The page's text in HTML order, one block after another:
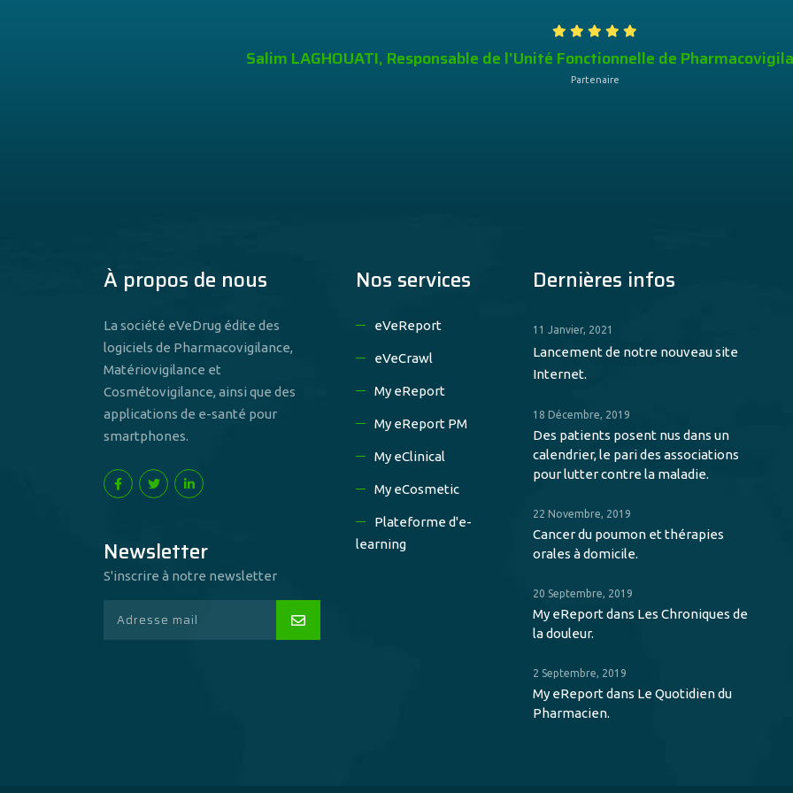
Salim LAGHOUATI, Responsable de l'Unité Fonctionnelle de
Partenaire
À propos de nous
La société eVeDrug édite des
logiciels de Pharmacovigilance,
Matériovigilance et
Cosmétovigilance, ainsi que des
applications de e-santé pour
smartphones.
Newsletter
S'inscrire à notre newsletter
Nos services
eVeReport
eVeCrawl
My eReport
My eReport PM
My eClinical
My eCosmetic
Plateforme d'e-
learning
Dernières infos
11 Janvier, 2021
Lancement de notre nouveau site
Internet.
18 Décembre, 2019
Des patients posent nus dans un
calendrier, le pari des associations
pour lutter contre la maladie.
22 Novembre, 2019
Cancer du poumon et thérapies
orales à domicile.
20 Septembre, 2019
My eReport dans Les Chroniques de
la douleur.
2 Septembre, 2019
My eReport dans Le Quotidien du
Pharmacien.